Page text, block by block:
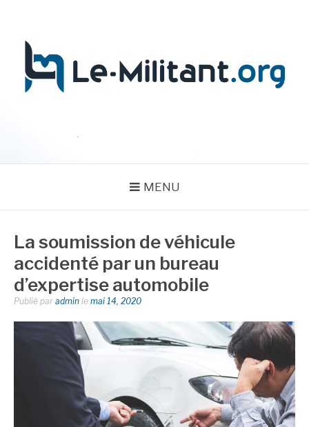
MENU
La soumission de véhicule
accidenté par un bureau
d’expertise automobile
Publié par admin le mai 14, 2020